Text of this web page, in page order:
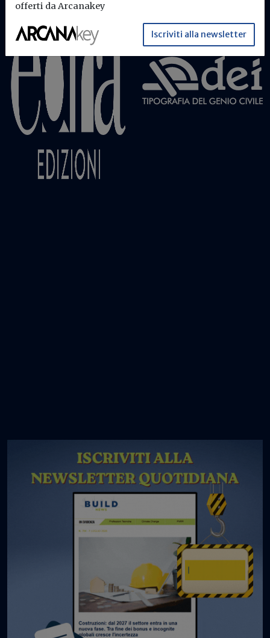
offerti da Arcanakey
Iscriviti alla newsletter